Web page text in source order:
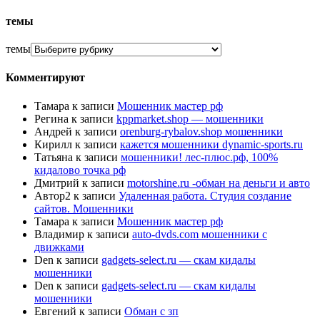
темы
темы
Комментируют
Тамара к записи Мошенник мастер рф
Регина к записи kppmarket.shop — мошенники
Андрей к записи orenburg-rybalov.shop мошенники
Кирилл к записи кажется мошенники dynamic-sports.ru
Татьяна к записи мошенники! лес-плюс.рф, 100%
кидалово точка рф
Дмитрий к записи motorshine.ru -обман на деньги и авто
Автор2 к записи Удаленная работа. Студия создание
сайтов. Мошенники
Тамара к записи Мошенник мастер рф
Владимир к записи auto-dvds.com мошенники с
движками
Den к записи gadgets-select.ru — скам кидалы
мошенники
Den к записи gadgets-select.ru — скам кидалы
мошенники
Евгений к записи Обман с зп